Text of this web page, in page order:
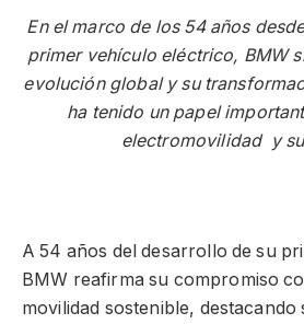
En el marco de los 54 años
primer vehículo eléctrico, BMW
evolución global y su
ha tenido un papel
electromovilidad y
A 54 años del desarrollo de su
BMW reafirma su compromiso
movilidad sostenible,